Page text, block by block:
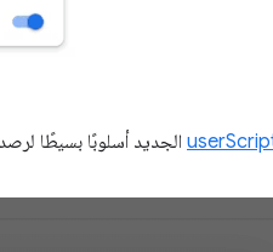
الجديد أسلوبًا بسيطًا